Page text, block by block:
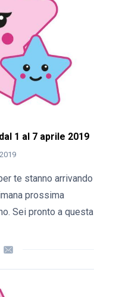
1 al 7 aprile 2019
te stanno arrivando
prossima
Sei pronto a questa